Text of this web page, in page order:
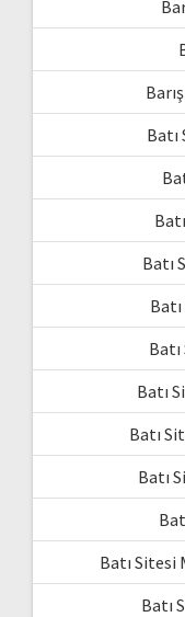
Batı
Batı
Batı
Batı
Batı
Batı Sitesi
Batı